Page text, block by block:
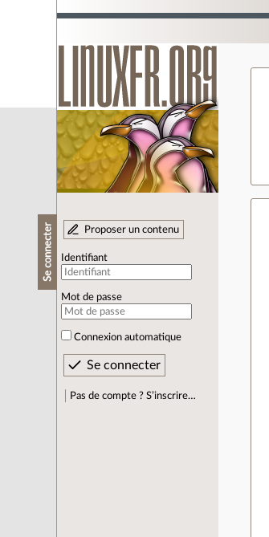
Se connecter Proposer un contenu
Identifiant
Mot de passe
Connexion automatique
Pas de compte ? S’inscrire…